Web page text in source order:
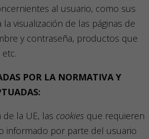
al usuario, como sus
visualización de las páginas de
y contraseña, productos que
POR LA NORMATIVA Y
de la UE, las cookies que requieren
informado por parte del usuario